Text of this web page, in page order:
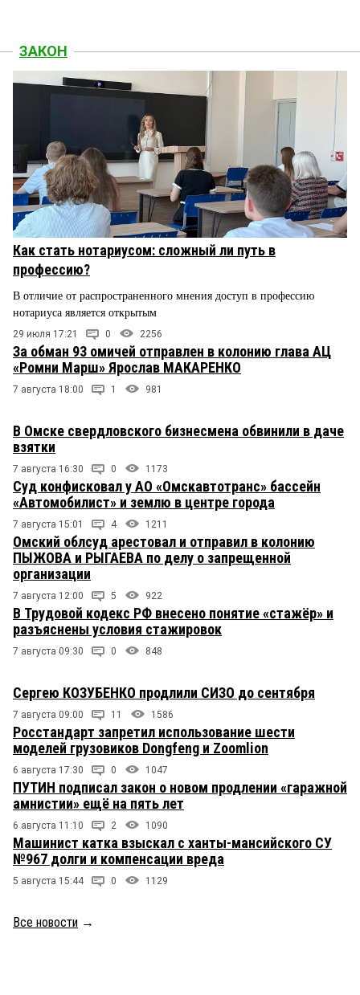
ЗАКОН
Как стать нотариусом: сложный ли путь в
профессию?
В отличие от распространенного мнения доступ в профессию
нотариуса является открытым
29 июля 17:21 0 2256
За обман 93 омичей отправлен в колонию глава АЦ
«Ромни Марш» Ярослав МАКАРЕНКО
7 августа 18:00 1 981
В Омске свердловского бизнесмена обвинили в даче
взятки
7 августа 16:30 0 1173
Суд конфисковал у АО «Омскавтотранс» бассейн
«Автомобилист» и землю в центре города
7 августа 15:01 4 1211
Омский облсуд арестовал и отправил в колонию
ПЫЖОВА и РЫГАЕВА по делу о запрещенной
организации
7 августа 12:00 5 922
В Трудовой кодекс РФ внесено понятие «стажёр» и
разъяснены условия стажировок
7 августа 09:30 0 848
Сергею КОЗУБЕНКО продлили СИЗО до сентября
7 августа 09:00 11 1586
Росстандарт запретил использование шести
моделей грузовиков Dongfeng и Zoomlion
6 августа 17:30 0 1047
ПУТИН подписал закон о новом продлении «гаражной
амнистии» ещё на пять лет
6 августа 11:10 2 1090
Машинист катка взыскал с ханты-мансийского СУ
№967 долги и компенсации вреда
5 августа 15:44 0 1129
Все новости →